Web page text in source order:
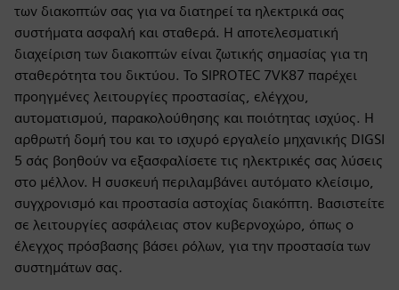
των διακοπτών σας για να διατηρεί τα ηλεκτρικά σας
συστήματα ασφαλή και σταθερά. Η αποτελεσματική
διαχείριση των διακοπτών είναι ζωτικής σημασίας για τη
σταθερότητα του δικτύου. Το SIPROTEC 7VK87 παρέχει
προηγμένες λειτουργίες προστασίας, ελέγχου,
αυτοματισμού, παρακολούθησης και ποιότητας ισχύος. Η
αρθρωτή δομή του και το ισχυρό εργαλείο μηχανικής DIGSI
5 σάς βοηθούν να εξασφαλίσετε τις ηλεκτρικές σας λύσεις
στο μέλλον. Η συσκευή περιλαμβάνει αυτόματο κλείσιμο,
συγχρονισμό και προστασία αστοχίας διακόπτη. Βασιστείτε
σε λειτουργίες ασφάλειας στον κυβερνοχώρο, όπως ο
έλεγχος πρόσβασης βάσει ρόλων, για την προστασία των
συστημάτων σας.